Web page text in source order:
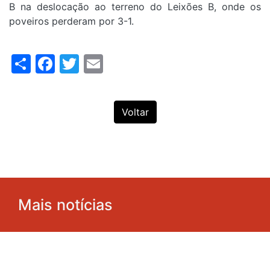
B na deslocação ao terreno do Leixões B, onde os
poveiros perderam por 3-1.
ShareFacebook
Twitter
Voltar
Mais notícias